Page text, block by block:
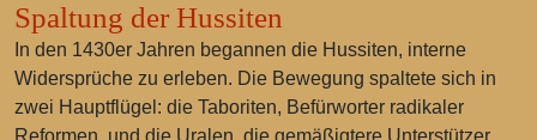
Spaltung der Hussiten
In den 1430er Jahren begannen die Hussiten, interne
Widersprüche zu erleben. Die Bewegung spaltete sich in
zwei Hauptflügel: die Taboriten, Befürworter radikaler
Reformen, und die Uralen, die gemäßigtere Unterstützer